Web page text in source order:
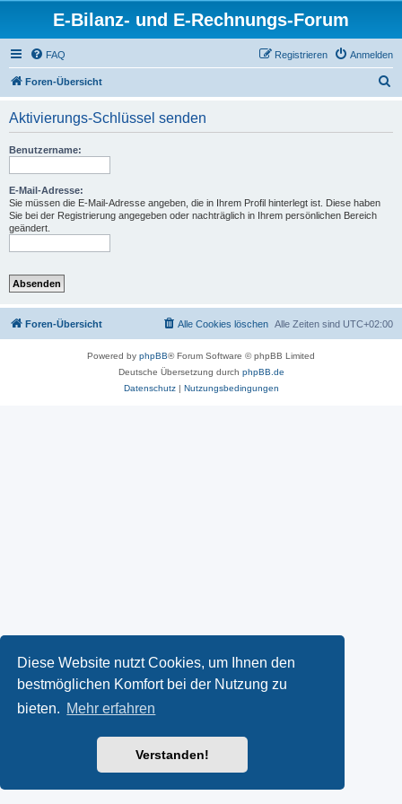
Diese Website nutzt Cookies, um Ihnen den
bestmöglichen Komfort bei der Nutzung zu
bieten. Mehr erfahren
Verstanden!
E-Bilanz- und E-Rechnungs-Forum
FAQ Anmelden
Registrieren
Foren-Übersicht
Aktivierungs-Schlüssel senden
Benutzername:
E-Mail-Adresse:
Sie müssen die E-Mail-Adresse angeben, die in Ihrem Profil hinterlegt ist. Diese haben
Sie bei der Registrierung angegeben oder nachträglich in Ihrem persönlichen Bereich
geändert.
Foren-Übersicht Alle Zeiten sind UTC+02:00
Alle Cookies löschen
Powered by phpBB® Forum Software © phpBB Limited
Deutsche Übersetzung durch phpBB.de
Datenschutz| Nutzungsbedingungen